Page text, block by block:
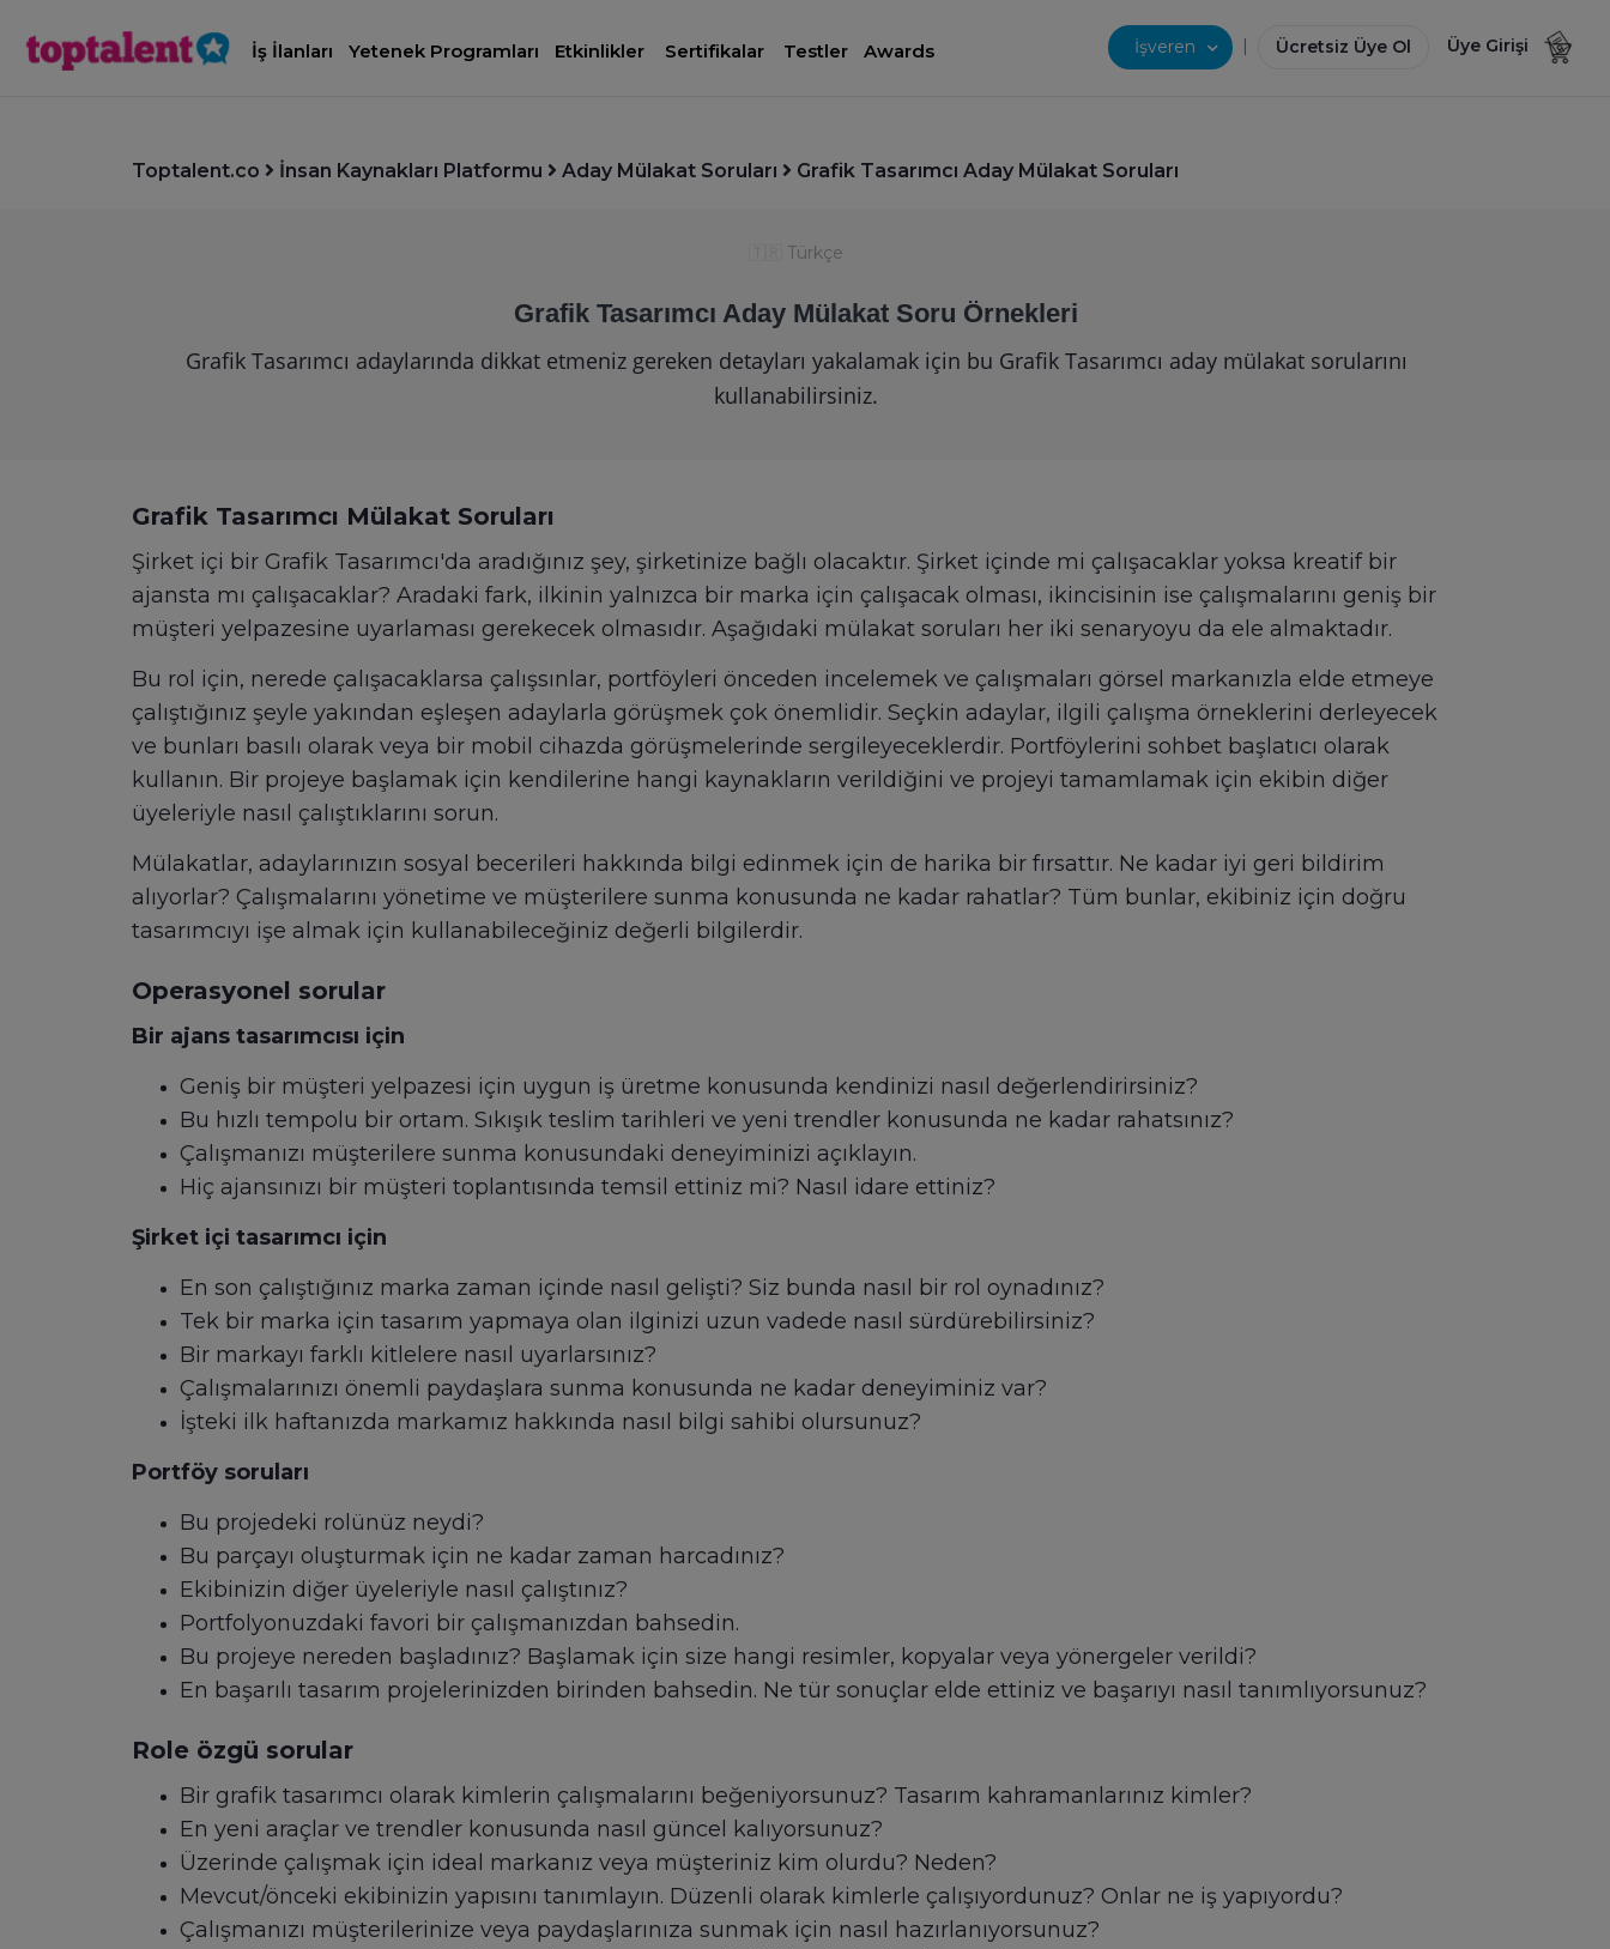
İş İlanları Yetenek Programları Etkinlikler Sertifikalar Testler Awards İşveren | Ücretsiz Üye Ol Üye Girişi
Toptalent.co İnsan Kaynakları Platformu Aday Mülakat Soruları Grafik Tasarımcı Aday Mülakat Soruları
Türkçe
Grafik Tasarımcı Aday Mülakat Soru Örnekleri
Grafik Tasarımcı adaylarında dikkat etmeniz gereken detayları yakalamak için bu Grafik Tasarımcı aday mülakat sorularını
kullanabilirsiniz.
Grafik Tasarımcı Mülakat Soruları
Şirket içi bir Grafik Tasarımcı'da aradığınız şey, şirketinize bağlı olacaktır. Şirket içinde mi çalışacaklar yoksa kreatif bir
ajansta mı çalışacaklar? Aradaki fark, ilkinin yalnızca bir marka için çalışacak olması, ikincisinin ise çalışmalarını geniş bir
müşteri yelpazesine uyarlaması gerekecek olmasıdır. Aşağıdaki mülakat soruları her iki senaryoyu da ele almaktadır.
Bu rol için, nerede çalışacaklarsa çalışsınlar, portföyleri önceden incelemek ve çalışmaları görsel markanızla elde etmeye
çalıştığınız şeyle yakından eşleşen adaylarla görüşmek çok önemlidir. Seçkin adaylar, ilgili çalışma örneklerini derleyecek
ve bunları basılı olarak veya bir mobil cihazda görüşmelerinde sergileyeceklerdir. Portföylerini sohbet başlatıcı olarak
kullanın. Bir projeye başlamak için kendilerine hangi kaynakların verildiğini ve projeyi tamamlamak için ekibin diğer
üyeleriyle nasıl çalıştıklarını sorun.
Mülakatlar, adaylarınızın sosyal becerileri hakkında bilgi edinmek için de harika bir fırsattır. Ne kadar iyi geri bildirim
alıyorlar? Çalışmalarını yönetime ve müşterilere sunma konusunda ne kadar rahatlar? Tüm bunlar, ekibiniz için doğru
tasarımcıyı işe almak için kullanabileceğiniz değerli bilgilerdir.
Operasyonel sorular
Bir ajans tasarımcısı için
Geniş bir müşteri yelpazesi için uygun iş üretme konusunda kendinizi nasıl değerlendirirsiniz?
Bu hızlı tempolu bir ortam. Sıkışık teslim tarihleri ve yeni trendler konusunda ne kadar rahatsınız?
Çalışmanızı müşterilere sunma konusundaki deneyiminizi açıklayın.
Hiç ajansınızı bir müşteri toplantısında temsil ettiniz mi? Nasıl idare ettiniz?
Şirket içi tasarımcı için
En son çalıştığınız marka zaman içinde nasıl gelişti? Siz bunda nasıl bir rol oynadınız?
Tek bir marka için tasarım yapmaya olan ilginizi uzun vadede nasıl sürdürebilirsiniz?
Bir markayı farklı kitlelere nasıl uyarlarsınız?
Çalışmalarınızı önemli paydaşlara sunma konusunda ne kadar deneyiminiz var?
İşteki ilk haftanızda markamız hakkında nasıl bilgi sahibi olursunuz?
Portföy soruları
Bu projedeki rolünüz neydi?
Bu parçayı oluşturmak için ne kadar zaman harcadınız?
Ekibinizin diğer üyeleriyle nasıl çalıştınız?
Portfolyonuzdaki favori bir çalışmanızdan bahsedin.
Bu projeye nereden başladınız? Başlamak için size hangi resimler, kopyalar veya yönergeler verildi?
En başarılı tasarım projelerinizden birinden bahsedin. Ne tür sonuçlar elde ettiniz ve başarıyı nasıl tanımlıyorsunuz?
Role özgü sorular
Bir grafik tasarımcı olarak kimlerin çalışmalarını beğeniyorsunuz? Tasarım kahramanlarınız kimler?
En yeni araçlar ve trendler konusunda nasıl güncel kalıyorsunuz?
Üzerinde çalışmak için ideal markanız veya müşteriniz kim olurdu? Neden?
Mevcut/önceki ekibinizin yapısını tanımlayın. Düzenli olarak kimlerle çalışıyordunuz? Onlar ne iş yapıyordu?
Çalışmanızı müşterilerinize veya paydaşlarınıza sunmak için nasıl hazırlanıyorsunuz?